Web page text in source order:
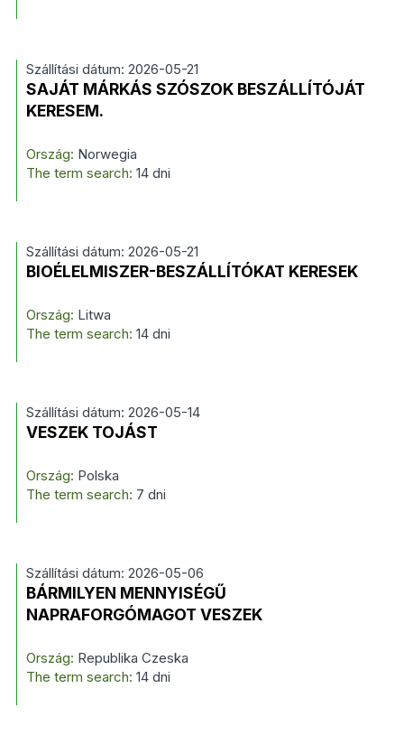
Szállítási dátum: 2026-05-21
SAJÁT MÁRKÁS SZÓSZOK BESZÁLLÍTÓJÁT
KERESEM.
Ország: Norwegia
The term search: 14 dni
Szállítási dátum: 2026-05-21
BIOÉLELMISZER-BESZÁLLÍTÓKAT KERESEK
Ország: Litwa
The term search: 14 dni
Szállítási dátum: 2026-05-14
VESZEK TOJÁST
Ország: Polska
The term search: 7 dni
Szállítási dátum: 2026-05-06
BÁRMILYEN MENNYISÉGŰ
NAPRAFORGÓMAGOT VESZEK
Ország: Republika Czeska
The term search: 14 dni